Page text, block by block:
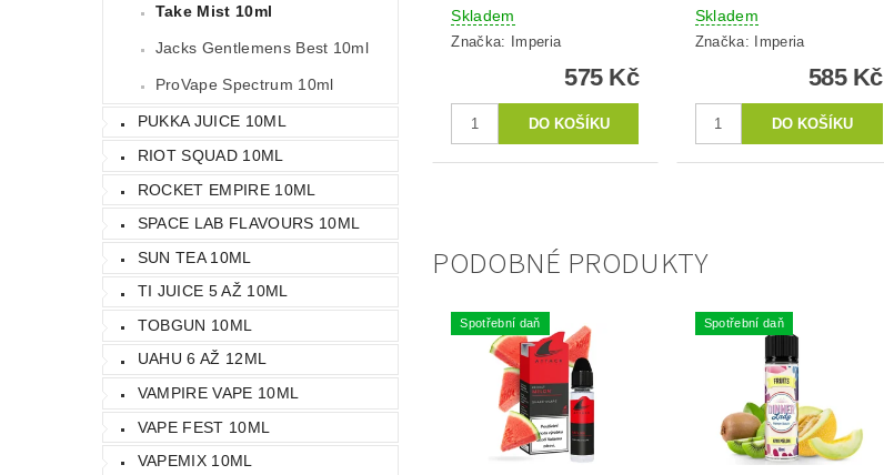
Take Mist 10ml
Jacks Gentlemens Best 10ml
ProVape Spectrum 10ml
PUKKA JUICE 10ML
RIOT SQUAD 10ML
ROCKET EMPIRE 10ML
SPACE LAB FLAVOURS 10ML
SUN TEA 10ML
TI JUICE 5 AŽ 10ML
TOBGUN 10ML
UAHU 6 AŽ 12ML
VAMPIRE VAPE 10ML
VAPE FEST 10ML
VAPEMIX 10ML
Skladem
Značka: Imperia
575 Kč
Skladem
Značka: Imperia
585 Kč
PODOBNÉ PRODUKTY
Spotřební daň Spotřební daň